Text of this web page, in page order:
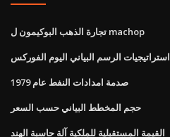
تجارة الذهب البوكيمون ل machop
استراتيجيات الرسم البياني اليوم الفوركس
صدمة امدادات النفط عام 1979
حجم المخطط البياني حسب السعر
القيمة المستقبلية للملكية آلة حاسبة الهند